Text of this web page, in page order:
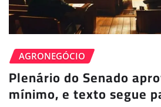
AGRONEGÓCIO
Plenário do Senado
mínimo, e texto segue